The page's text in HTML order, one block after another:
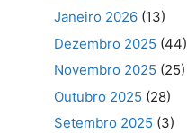
Janeiro 2026 (13)
Dezembro 2025 (44)
Novembro 2025 (25)
Outubro 2025 (28)
Setembro 2025 (3)